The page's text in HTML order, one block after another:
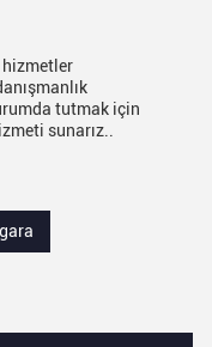
hizmetler
tutmak için
sunarız..